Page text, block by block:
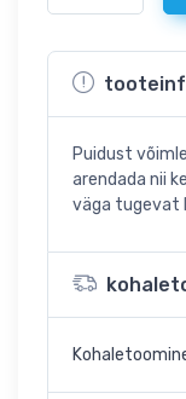
Puidust
arendada nii
väga tugevat